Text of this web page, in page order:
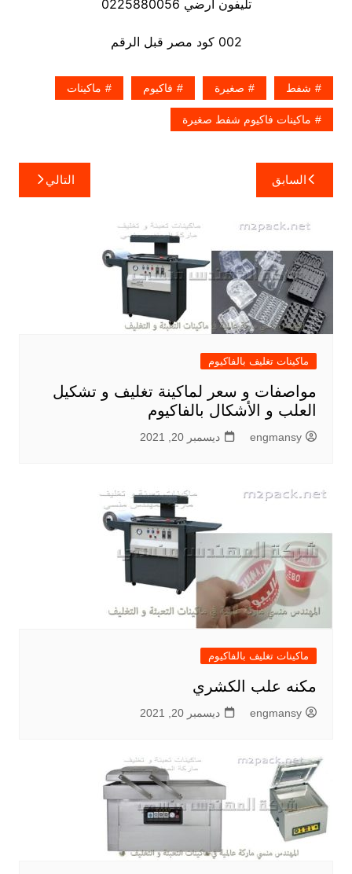
تليفون ارضي 0225880056
002 كود مصر قبل الرقم
شفط صغيرة فاكيوم ماكينات
ماكينات فاكيوم شفط صغيرة
تصفّح
المقالات
السابق التالي
ماكينات تغليف بالفاكيوم
مواصفات و سعر لماكينة تغليف و تشكيل
العلب و الأشكال بالفاكيوم
engmansy ديسمبر 20, 2021
ماكينات تغليف بالفاكيوم
مكنه علب الكشري
engmansy ديسمبر 20, 2021